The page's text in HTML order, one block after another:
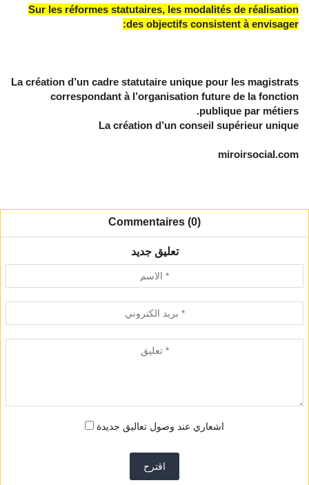
Sur les réformes statutaires, les modalités de réalisation
des objectifs consistent à envisager:
La création d’un cadre statutaire unique pour les magistrats
correspondant à l’organisation future de la fonction
publique par métiers.
La création d’un conseil supérieur unique
miroirsocial.com
Commentaires (0)
تعليق جديد
اشعاري عند وصول تعاليق جديدة
اقترح